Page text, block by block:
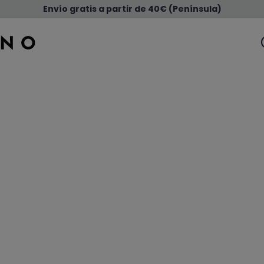
Envío gratis a partir de 40€ (Península)